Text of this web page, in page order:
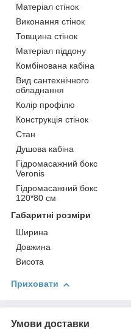
Матеріал стінок
Виконання стінок
Товщина стінок
Матеріал піддону
Комбінована кабіна
Вид сантехнічного
обладнання
Колір профілю
Конструкція стінок
Стан
Душова кабіна
Гідромасажний бокс
Veronis
Гідромасажний бокс
120*80 см
Габаритні розміри
Ширина
Довжина
Висота
Приховати
Умови доставки